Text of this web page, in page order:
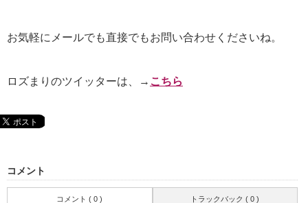
お気軽にメールでも直接でもお問い合わせくださいね。
ロズまりのツイッターは、→ こちら
コメント
コメント ( 0 ) トラックバック ( 0 )